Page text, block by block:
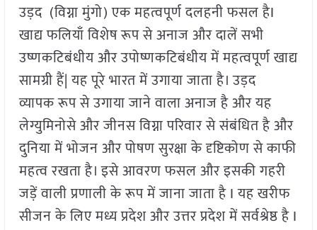
उड़द (विग्ना मुंगो) एक महत्वपूर्ण दलहनी फसल हैI
खाद्य फलियाँ विशेष रूप से अनाज और दालें सभी
उष्णकटिबंधीय और उपोष्णकटिबंधीय में महत्वपूर्ण खाद्य
सामग्री हैं| यह पूरे भारत में उगाया जाता है। उड़द
व्यापक रूप से उगाया जाने वाला अनाज है और यह
लेग्युमिनोसे और जीनस विग्ना परिवार से संबंधित है और
दुनिया में भोजन और पोषण सुरक्षा के दृष्टिकोण से काफी
महत्व रखता है। इसे आवरण फसल और इसकी गहरी
जड़ें वाली प्रणाली के रूप में जाना जाता है I यह खरीफ
सीजन के लिए मध्य प्रदेश और उत्तर प्रदेश में सर्वश्रेष्ठ है I